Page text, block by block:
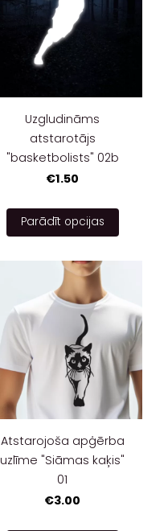
Uzgludināms
atstarotājs
"basketbolists" 02b
€1.50
Parādīt opcijas
Atstarojoša apģērba
uzlīme "Siāmas kaķis"
01
€3.00